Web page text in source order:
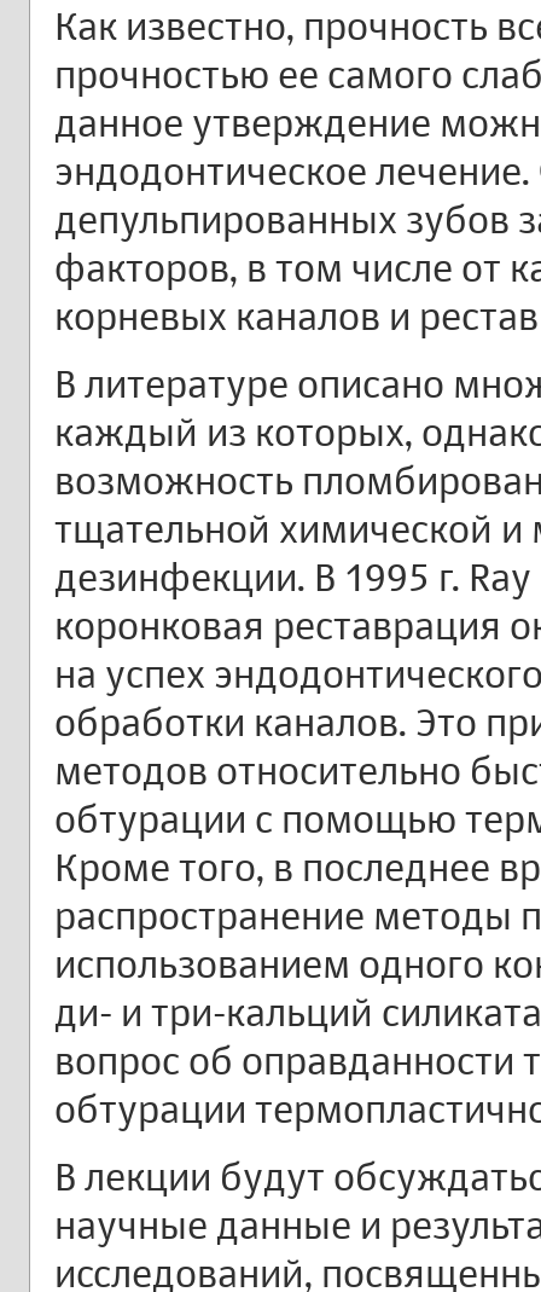
Как известно, прочность
прочностью ее самого
данное утверждение
эндодонтическое
депульпированных зубов
факторов, в том числе от
корневых каналов и
В литературе описано
каждый из которых,
возможность
тщательной химической и
дезинфекции. В 1995 г.
коронковая реставрация
на успех
обработки каналов. Это
методов относительно
обтурации с помощью
Кроме того, в последнее
распространение методы
использованием одного
ди- и три-кальций
вопрос об оправданности
обтурации
В лекции будут
научные данные и
исследований,